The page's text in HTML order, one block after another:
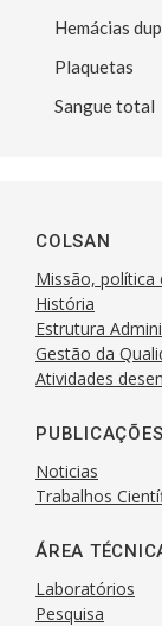
Hemácias
Plaquetas
Sangue total
COLSAN
Missão, política
História
Estrutura
Gestão da
Atividades
PUBLICAÇÕES
Noticias
Trabalhos
ÁREA
Laboratórios
Pesquisa